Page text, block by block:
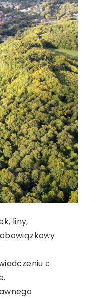
liny,
o